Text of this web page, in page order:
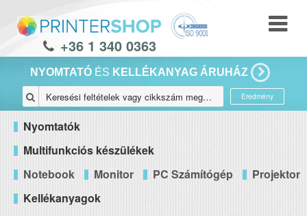
+36 1 340 0363
NYOMTATÓ ÉS KELLÉKANYAG ÁRUHÁZ
Eredmény
Nyomtatók
Multifunkciós készülékek
Notebook
Monitor PC Számítógép
Projektor
Kellékanyagok